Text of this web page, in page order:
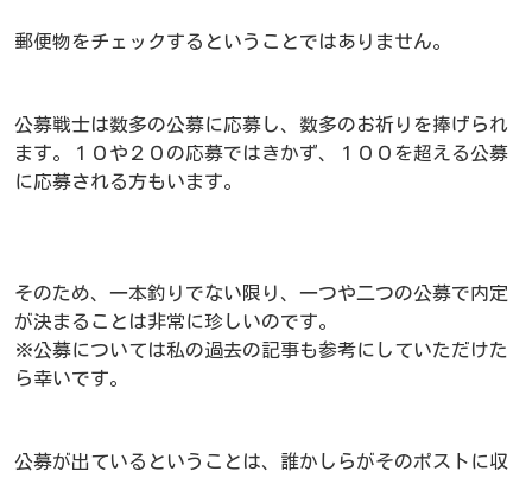
郵便物をチェックするということではありません。
公募戦士は数多の公募に応募し、数多のお祈りを捧げられ
ます。１０や２０の応募ではきかず、１００を超える公募
に応募される方もいます。
そのため、一本釣りでない限り、一つや二つの公募で内定
が決まることは非常に珍しいのです。
※公募については私の過去の記事も参考にしていただけた
ら幸いです。
公募が出ているということは、誰かしらがそのポストに収